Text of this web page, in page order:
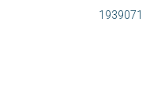
1939071